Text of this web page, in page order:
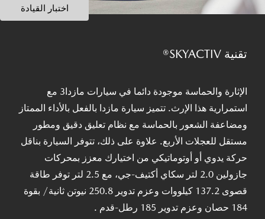
اختبار القيادة
تقنية SKYACTIV®
الإثارة والحماسة موجودة دائما في سيارات مازدا3 مع
استمرارية هذا الإرث. تتميز سيارة مازدا بالفعل بالأداء الممتاز
ومضاعفة الشعور بالحماسة مع نظام تعليق دقيق ومطور
مستقل للعجلات الأربع. علاوة على ذلك، تتوفر السيارة بناقل
حركة يدوي أو أوتوماتيكي من اختيارك معزز بمحركات
جازولين 2.0 لتر سكاي أكتيف-جي، مع 2.5 لتر توفر طاقة
قصوى 137.2 كيلووات وعزم تدوير 250.8 نيوتن ثانية/ بقوة
184 حصان وعزم تدوير 185 رطل-قدم .